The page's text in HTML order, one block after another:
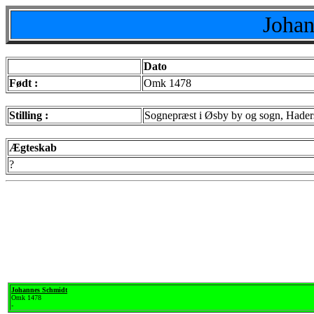
Dato
Født :
Omk 1478
Stilling : Sognepræst i Øsby by og sogn,
Ægteskab
?
Johannes Schmidt
Omk 1478
-